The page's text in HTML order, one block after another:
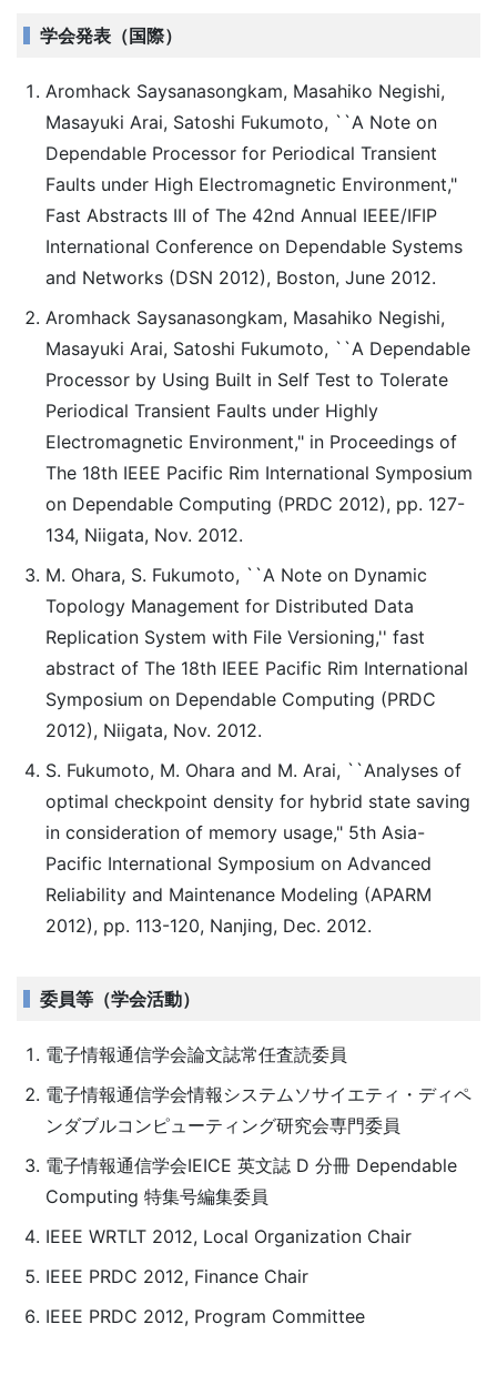
学会発表（国際）
Aromhack Saysanasongkam, Masahiko Negishi,
Masayuki Arai, Satoshi Fukumoto, ``A Note on
Dependable Processor for Periodical Transient
Faults under High Electromagnetic Environment,"
Fast Abstracts III of The 42nd Annual IEEE/IFIP
International Conference on Dependable Systems
and Networks (DSN 2012), Boston, June 2012.
Aromhack Saysanasongkam, Masahiko Negishi,
Masayuki Arai, Satoshi Fukumoto, ``A Dependable
Processor by Using Built in Self Test to Tolerate
Periodical Transient Faults under Highly
Electromagnetic Environment," in Proceedings of
The 18th IEEE Pacific Rim International Symposium
on Dependable Computing (PRDC 2012), pp. 127-
134, Niigata, Nov. 2012.
M. Ohara, S. Fukumoto, ``A Note on Dynamic
Topology Management for Distributed Data
Replication System with File Versioning,'' fast
abstract of The 18th IEEE Pacific Rim International
Symposium on Dependable Computing (PRDC
2012), Niigata, Nov. 2012.
S. Fukumoto, M. Ohara and M. Arai, ``Analyses of
optimal checkpoint density for hybrid state saving
in consideration of memory usage," 5th Asia-
Pacific International Symposium on Advanced
Reliability and Maintenance Modeling (APARM
2012), pp. 113-120, Nanjing, Dec. 2012.
委員等（学会活動）
電子情報通信学会論文誌常任査読委員
電子情報通信学会情報システムソサイエティ・ディペ
ンダブルコンピューティング研究会専門委員
電子情報通信学会IEICE 英文誌 D 分冊 Dependable
Computing 特集号編集委員
IEEE WRTLT 2012, Local Organization Chair
IEEE PRDC 2012, Finance Chair
IEEE PRDC 2012, Program Committee